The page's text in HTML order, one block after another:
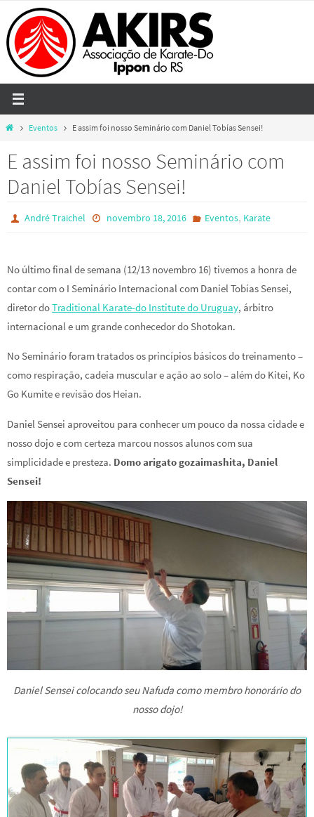
to
content
HomeEventos E assim foi nosso Seminário com Daniel Tobías Sensei!
E assim foi nosso Seminário com
Daniel Tobías Sensei!
André Traichel novembro 18, 2016 Eventos, Karate
No último final de semana (12/13 novembro 16) tivemos a honra de
contar com o I Seminário Internacional com Daniel Tobías Sensei,
diretor doTraditional Karate-do Institute do Uruguay, árbitro
internacional e um grande conhecedor do Shotokan.
No Seminário foram tratados os princípios básicos do treinamento –
como respiração, cadeia muscular e ação ao solo – além do Kitei, Ko
Go Kumite e revisão dos Heian.
Daniel Sensei aproveitou para conhecer um pouco da nossa cidade e
nosso dojo e com certeza marcou nossos alunos com sua
simplicidade e presteza. Domo arigato gozaimashita, Daniel
Sensei!
Daniel Sensei colocando seu Nafuda como membro honorário do
nosso dojo!